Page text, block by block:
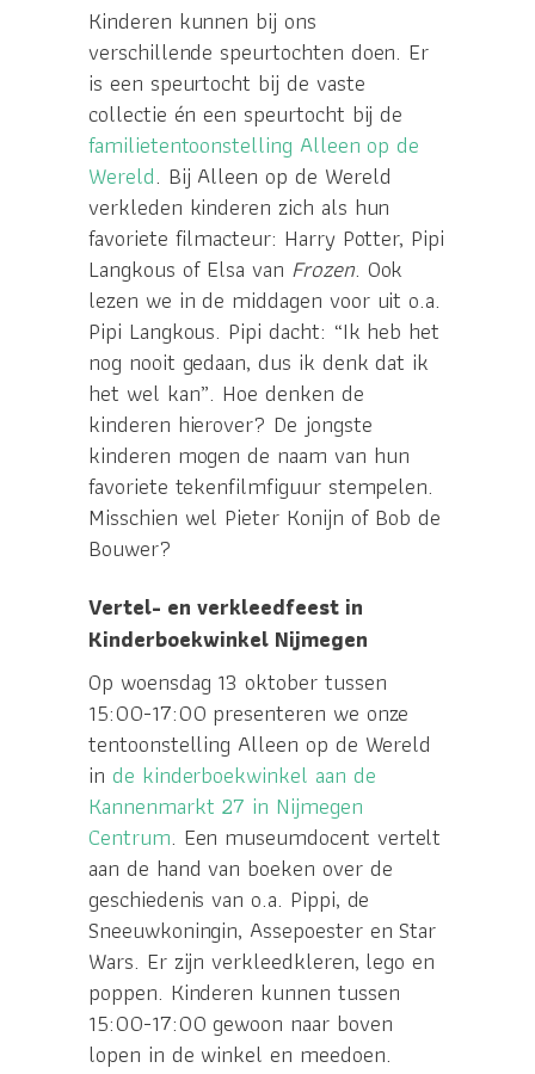
Kinderen kunnen bij ons
verschillende speurtochten doen. Er
is een speurtocht bij de vaste
collectie én een speurtocht bij de
familietentoonstelling Alleen op de
Wereld. Bij Alleen op de Wereld
verkleden kinderen zich als hun
favoriete filmacteur: Harry Potter, Pipi
Langkous of Elsa van Frozen. Ook
lezen we in de middagen voor uit o.a.
Pipi Langkous. Pipi dacht: “Ik heb het
nog nooit gedaan, dus ik denk dat ik
het wel kan”. Hoe denken de
kinderen hierover? De jongste
kinderen mogen de naam van hun
favoriete tekenfilmfiguur stempelen.
Misschien wel Pieter Konijn of Bob de
Bouwer?
Vertel- en verkleedfeest in
Kinderboekwinkel Nijmegen
Op woensdag 13 oktober tussen
15:00-17:00 presenteren we onze
tentoonstelling Alleen op de Wereld
in de kinderboekwinkel aan de
Kannenmarkt 27 in Nijmegen
Centrum. Een museumdocent vertelt
aan de hand van boeken over de
geschiedenis van o.a. Pippi, de
Sneeuwkoningin, Assepoester en Star
Wars. Er zijn verkleedkleren, lego en
poppen. Kinderen kunnen tussen
15:00-17:00 gewoon naar boven
lopen in de winkel en meedoen.